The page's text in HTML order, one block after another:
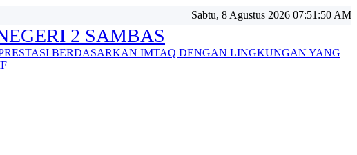
Sabtu, 8 Agustus 2026 07:51:52 AM
2 SAMBAS
BERDASARKAN IMTAQ DENGAN LINGKUNGAN YANG